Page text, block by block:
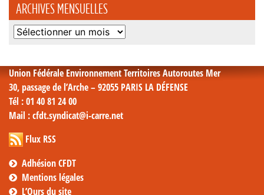
ARCHIVES MENSUELLES
Archives
Union Fédérale Environnement Territoires Autoroutes Mer
30, passage de l’Arche – 92055 PARIS LA DÉFENSE
Tél : 01 40 81 24 00
Mail : cfdt.syndicat@i-carre.net
Flux RSS
Adhésion CFDT
Mentions légales
L’Ours du site